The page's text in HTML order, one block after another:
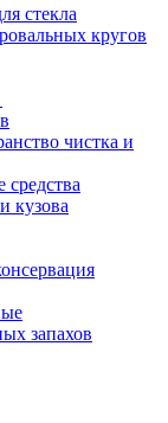
стекла
кругов
чистка и
кузова
запахов